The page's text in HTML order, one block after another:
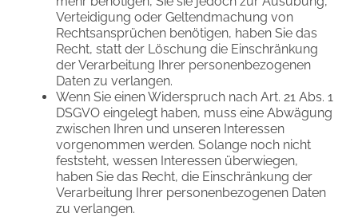
Verteidigung oder Geltendmachung von
Rechtsansprüchen benötigen, haben Sie das
Recht, statt der Löschung die Einschränkung
der Verarbeitung Ihrer personenbezogenen
Daten zu verlangen.
Wenn Sie einen Widerspruch nach Art. 21 Abs. 1
DSGVO eingelegt haben, muss eine Abwägung
zwischen Ihren und unseren Interessen
vorgenommen werden. Solange noch nicht
feststeht, wessen Interessen überwiegen,
haben Sie das Recht, die Einschränkung der
Verarbeitung Ihrer personenbezogenen Daten
zu verlangen.